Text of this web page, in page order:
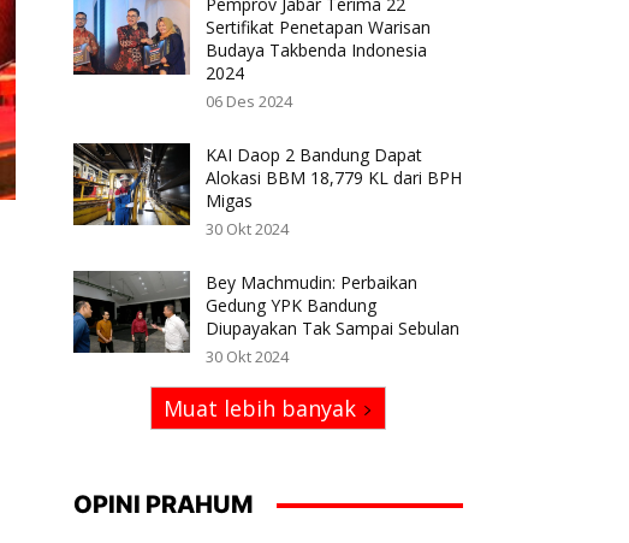
Sertifikat Penetapan Warisan
Budaya Takbenda Indonesia
2024
06 Des 2024
KAI Daop 2 Bandung Dapat
Alokasi BBM 18,779 KL dari BPH
Migas
30 Okt 2024
Bey Machmudin: Perbaikan
Gedung YPK Bandung
Diupayakan Tak Sampai Sebulan
30 Okt 2024
Muat lebih banyak
OPINI PRAHUM